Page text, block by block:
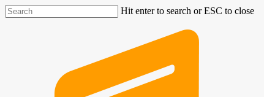
Hit enter to search or ESC to close